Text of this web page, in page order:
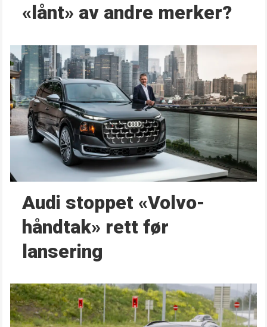
«lånt» av andre merker?
Audi stoppet «Volvo-
håndtak» rett før
lansering